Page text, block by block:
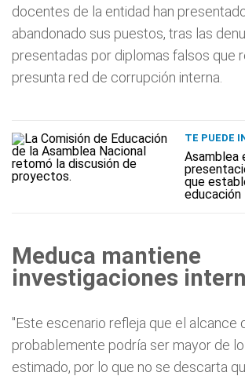
docentes de la entidad han
abandonado sus puestos, tras las
presentadas por diplomas falsos que
presunta red de corrupción interna.
TE PUEDE
Asamblea
que
educación
Meduca mantiene
investigaciones
"Este escenario refleja que el alcance
probablemente podría ser mayor de
estimado, por lo que no se descarta